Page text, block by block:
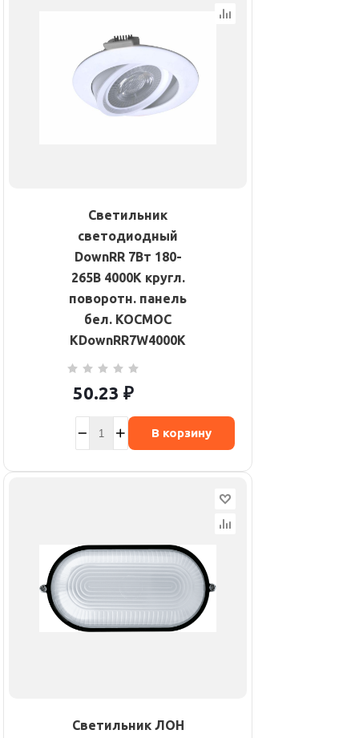
Светильник
светодиодный
DownRR 7Вт 180-
265В 4000К кругл.
поворотн. панель
бел. КОСМОС
KDownRR7W4000K
50.23 ₽
В корзину
Светильник ЛОН